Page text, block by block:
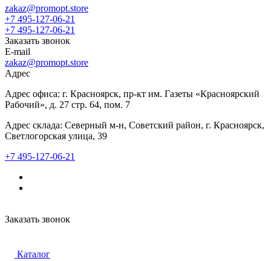
zakaz@promopt.store
+7 495-127-06-21
+7 495-127-06-21
Заказать звонок
E-mail
zakaz@promopt.store
Адрес
Адрес офиса: г. Красноярск, пр-кт им. Газеты «Красноярский
Рабочий», д. 27 стр. 64, пом. 7
Адрес склада: Северный м-н, Советский район, г. Красноярск,
Светлогорская улица, 39
+7 495-127-06-21
Заказать звонок
Каталог